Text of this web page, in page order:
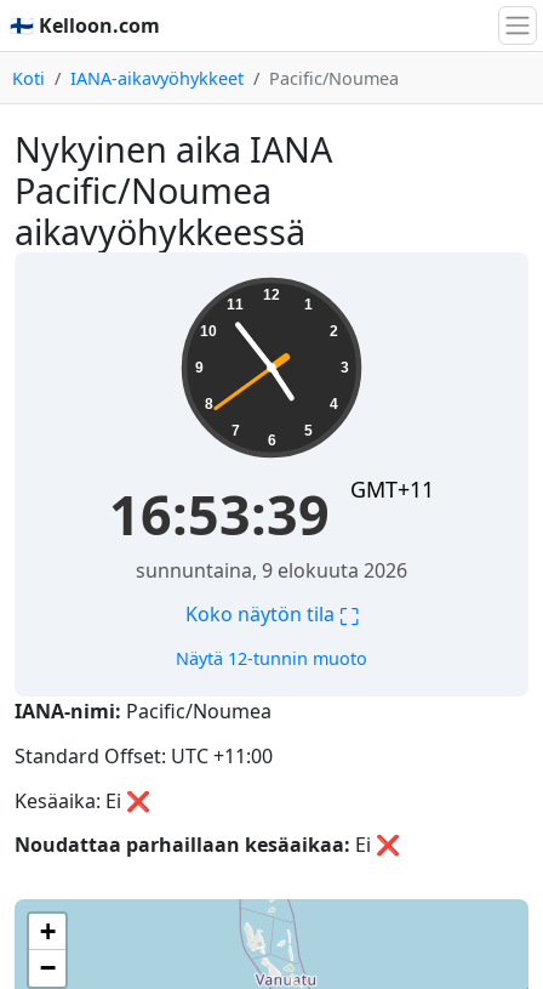
🇫🇮 Kelloon.com
Koti IANA-aikavyöhykkeet Pacific/Noumea
Nykyinen aika IANA
Pacific/Noumea
aikavyöhykkeessä
12
1
2
3
4
5
6
7
8
9
10
11
16:53:40 GMT+11
sunnuntaina, 9 elokuuta 2026
Koko näytön tila ⛶
Näytä 12-tunnin muoto
IANA-nimi: Pacific/Noumea
Standard Offset: UTC +11:00
Kesäaika: Ei ❌
Noudattaa parhaillaan kesäaikaa: Ei ❌
+
−